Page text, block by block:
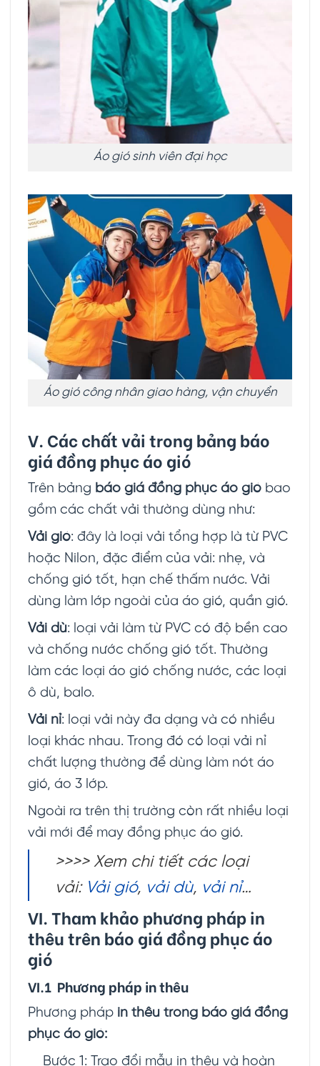
Áo gió sinh viên đại học
Áo gió công nhân giao hàng, vận chuyển
V. Các chất vải trong bảng báo
giá đồng phục áo gió
Trên bảng báo giá đồng phục áo gió bao
gồm các chất vải thường dùng như:
Vải gió: đây là loại vải tổng hợp là từ PVC
hoặc Nilon, đặc điểm của vải: nhẹ, và
chống gió tốt, hạn chế thấm nước. Vải
dùng làm lớp ngoài của áo gió, quần gió.
Vải dù: loại vải làm từ PVC có độ bền cao
và chống nước chống gió tốt. Thường
làm các loại áo gió chống nước, các loại
ô dù, balo.
Vải nỉ: loại vải này đa dạng và có nhiều
loại khác nhau. Trong đó có loại vải nỉ
chất lượng thường để dùng làm nót áo
gió, áo 3 lớp.
Ngoài ra trên thị trường còn rất nhiều loại
vải mới để may đồng phục áo gió.
>>>> Xem chi tiết các loại
vải: Vải gió, vải dù, vải nỉ…
VI. Tham khảo phương pháp in
thêu trên báo giá đồng phục áo
gió
VI.1 Phương pháp in thêu
Phương pháp in thêu trong báo giá đồng
phục áo gió:
Bước 1: Trao đổi mẫu in thêu và hoàn